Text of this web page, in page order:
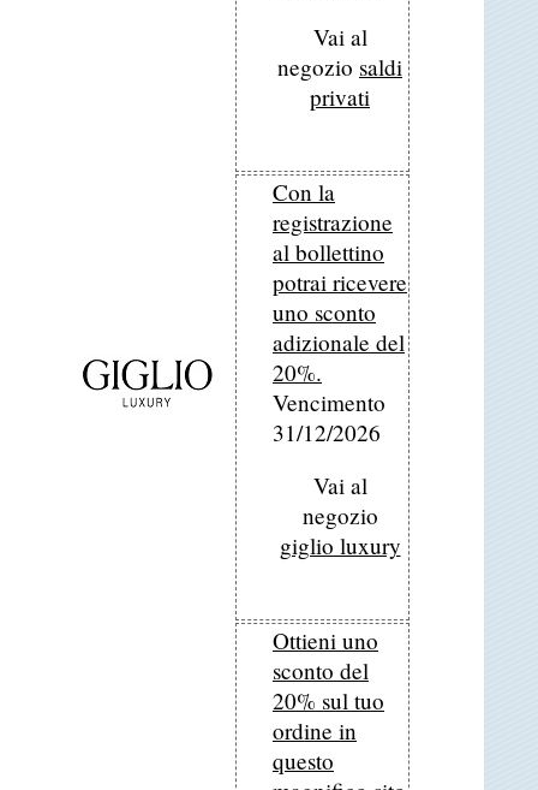
Vai al
negozio saldi
privati
Con la
registrazione
al bollettino
potrai ricevere
uno sconto
adizionale del
20%.
Vencimento
31/12/2026
Vai al
negozio
giglio luxury
Ottieni uno
sconto del
20% sul tuo
ordine in
questo